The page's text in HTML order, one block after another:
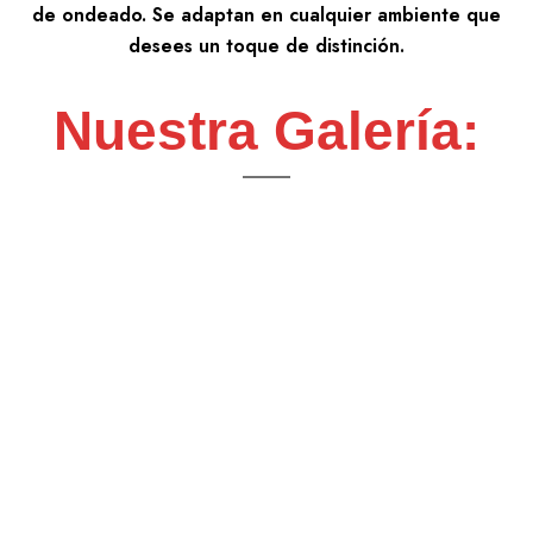
de ondeado. Se adaptan en cualquier ambiente que
desees un toque de distinción.
Nuestra Galería: